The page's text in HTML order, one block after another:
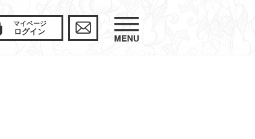
マイページ
ログイン